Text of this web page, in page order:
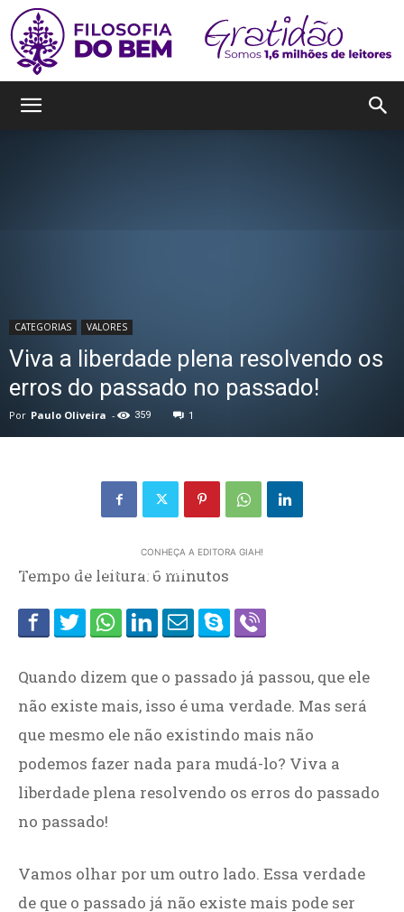
Home CATEGORIAS VALORES
CATEGORIAS VALORES
Viva a liberdade plena resolvendo os
erros do passado no passado!
Por Paulo Oliveira - 359 1
CONHEÇA A EDITORA GIAH!
Tempo de leitura: 6 minutos
Quando dizem que o passado já passou, que ele
não existe mais, isso é uma verdade. Mas será
que mesmo ele não existindo mais não
podemos fazer nada para mudá-lo? Viva a
liberdade plena resolvendo os erros do passado
no passado!
Vamos olhar por um outro lado. Essa verdade
de que o passado já não existe mais pode ser